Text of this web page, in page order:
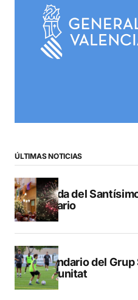
ÚLTIMAS NOTICIAS
Subida del
Calvario
Calendario del Grup
Comunitat